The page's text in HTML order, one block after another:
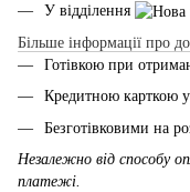
У відділення
Більше інформації про
Готівкою при
Кредитною карткою
Безготівковими на
Незалежно від способу
платежі.